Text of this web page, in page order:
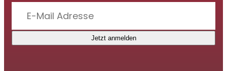
Jetzt anmelden